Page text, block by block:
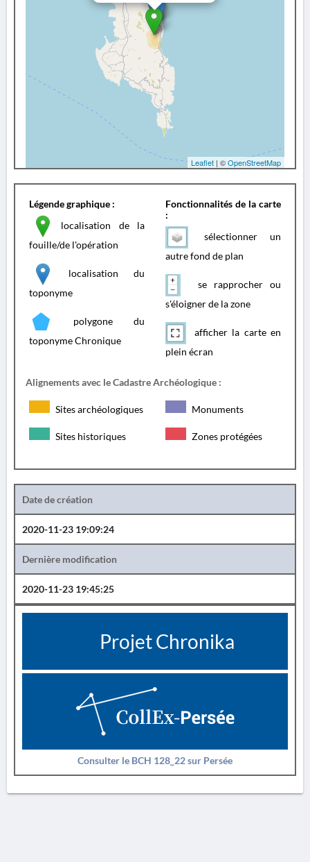
Leaflet | ©OpenStreetMap
Légende graphique :
localisation de la
fouille/de l'opération
localisation du
toponyme
polygone du
toponyme Chronique
Fonctionnalités de la carte
:
sélectionner un
autre fond de plan
se rapprocher ou
s'éloigner de la zone
afficher la carte en
plein écran
Alignements avec le Cadastre Archéologique :
Sites archéologiques Monuments
Sites historiques Zones protégées
Date de création
2020-11-23 19:09:24
Dernière modification
2020-11-23 19:45:25
Projet Chronika
Consulter le BCH 128_22 sur Persée